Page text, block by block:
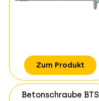
Zum Produkt
Betonschraube BTS